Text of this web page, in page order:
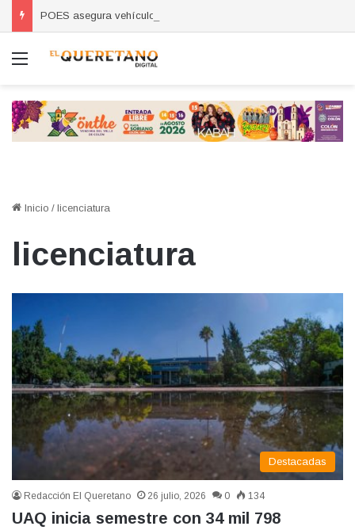
Menú
Inicio / licenciatura
licenciatura
Destacadas
Redacción El Queretano 26 julio, 2026 0 134
UAQ inicia semestre con 34 mil 798